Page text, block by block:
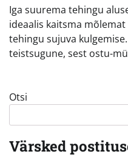
Iga suurema tehingu
ideaalis kaitsma
tehingu sujuva
teistsugune, sest ostu-
Otsi
Värsked